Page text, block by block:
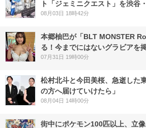
ト「ジェミニクエスト」を渋谷
08月03日 18時42分
本郷柚巴が「BLT MONSTER
る！今までにはないグラビアを
07月31日 19時00分
松村北斗と今田美桜、急逝した
の方へ届けていけたら」
08月04日 14時00分
街中にポケモン100匹以上、立